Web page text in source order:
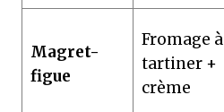
Magret-
figue
Fromage à
tartiner +
crème